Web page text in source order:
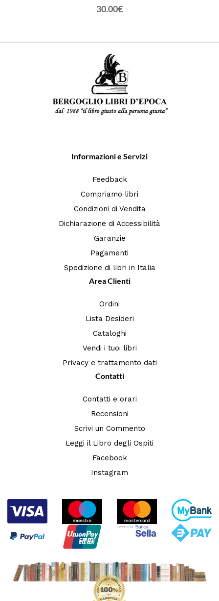
30.00€
Informazioni e Servizi
Feedback
Compriamo libri
Condizioni di Vendita
Dichiarazione di Accessibilità
Garanzie
Pagamenti
Spedizione di libri in Italia
Area Clienti
Ordini
Lista Desideri
Cataloghi
Vendi i tuoi libri
Privacy e trattamento dati
Contatti
Contatti e orari
Recensioni
Scrivi un Commento
Leggi il Libro degli Ospiti
Facebook
Instagram